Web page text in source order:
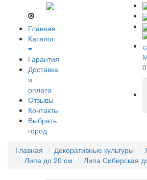
Главная
Каталог
Гарантия
Доставка
и
оплата
Отзывы
Контакты
Выбрать
город
0
Главная Декоративные культуры
Липа до 20 см
Липа Сибирская